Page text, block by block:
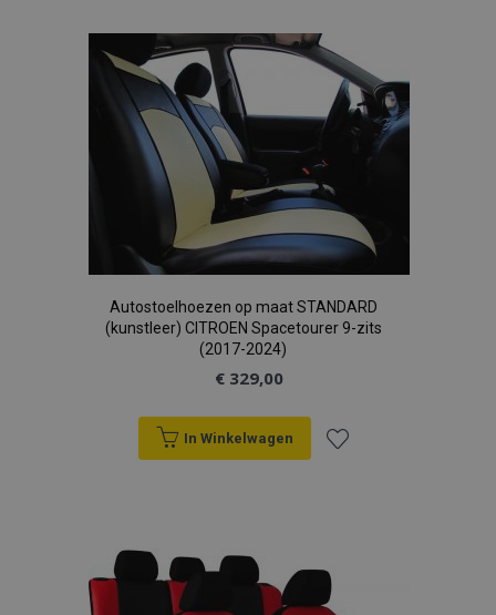
aan
verlanglijst
Autostoelhoezen op maat STANDARD
(kunstleer) CITROEN Spacetourer 9-zits
(2017-2024)
€ 329,00
In Winkelwagen
aan
verlanglijst